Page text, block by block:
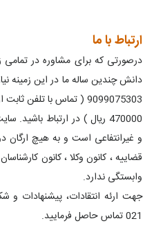
ارتباط با ما
درصورتی که برای مشاوره در
دانش چندین ساله ما در این زمینه
9099075303 ( تماس با
470000 ریال ) در ارتباط
و غیرانتفاعی است و به هیچ
قضاییه ، کانون وکلا ، کانون
وابستگی ندارد.
021 تماس حاصل فرمایید.